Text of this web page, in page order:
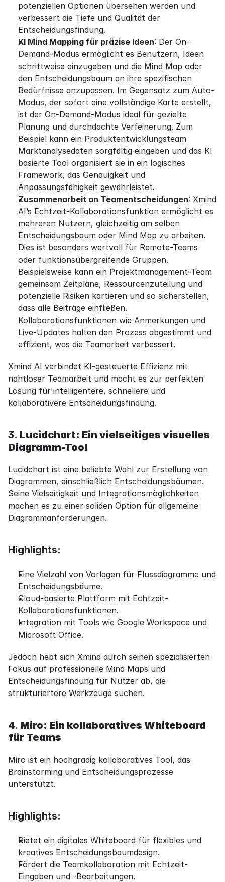
potenziellen Optionen übersehen werden und
verbessert die Tiefe und Qualität der
Entscheidungsfindung.
KI Mind Mapping für präzise Ideen: Der On-
Demand-Modus ermöglicht es Benutzern, Ideen
schrittweise einzugeben und die Mind Map oder
den Entscheidungsbaum an ihre spezifischen
Bedürfnisse anzupassen. Im Gegensatz zum Auto-
Modus, der sofort eine vollständige Karte erstellt,
ist der On-Demand-Modus ideal für gezielte
Planung und durchdachte Verfeinerung. Zum
Beispiel kann ein Produktentwicklungsteam
Marktanalysedaten sorgfältig eingeben und das KI
basierte Tool organisiert sie in ein logisches
Framework, das Genauigkeit und
Anpassungsfähigkeit gewährleistet.
Zusammenarbeit an Teamentscheidungen: Xmind
AI’s Echtzeit-Kollaborationsfunktion ermöglicht es
mehreren Nutzern, gleichzeitig am selben
Entscheidungsbaum oder Mind Map zu arbeiten.
Dies ist besonders wertvoll für Remote-Teams
oder funktionsübergreifende Gruppen.
Beispielsweise kann ein Projektmanagement-Team
gemeinsam Zeitpläne, Ressourcenzuteilung und
potenzielle Risiken kartieren und so sicherstellen,
dass alle Beiträge einfließen.
Kollaborationsfunktionen wie Anmerkungen und
Live-Updates halten den Prozess abgestimmt und
effizient, was die Teamarbeit verbessert.
Xmind AI verbindet KI-gesteuerte Effizienz mit
nahtloser Teamarbeit und macht es zur perfekten
Lösung für intelligentere, schnellere und
kollaborativere Entscheidungsfindung.
3. Lucidchart: Ein vielseitiges visuelles
Diagramm-Tool
Lucidchart ist eine beliebte Wahl zur Erstellung von
Diagrammen, einschließlich Entscheidungsbäumen.
Seine Vielseitigkeit und Integrationsmöglichkeiten
machen es zu einer soliden Option für allgemeine
Diagrammanforderungen.
Highlights:
Eine Vielzahl von Vorlagen für Flussdiagramme und
Entscheidungsbäume.
Cloud-basierte Plattform mit Echtzeit-
Kollaborationsfunktionen.
Integration mit Tools wie Google Workspace und
Microsoft Office.
Jedoch hebt sich Xmind durch seinen spezialisierten
Fokus auf professionelle Mind Maps und
Entscheidungsfindung für Nutzer ab, die
strukturiertere Werkzeuge suchen.
4. Miro: Ein kollaboratives Whiteboard
für Teams
Miro ist ein hochgradig kollaboratives Tool, das
Brainstorming und Entscheidungsprozesse
unterstützt.
Highlights:
Bietet ein digitales Whiteboard für flexibles und
kreatives Entscheidungsbaumdesign.
Fördert die Teamkollaboration mit Echtzeit-
Eingaben und -Bearbeitungen.